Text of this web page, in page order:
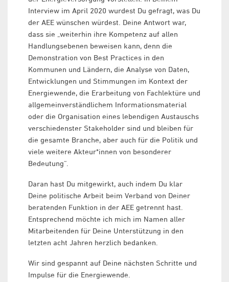
Interview im April 2020 wurdest Du gefragt, was Du
der AEE wünschen würdest. Deine Antwort war,
dass sie „weiterhin ihre Kompetenz auf allen
Handlungsebenen beweisen kann, denn die
Demonstration von Best Practices in den
Kommunen und Ländern, die Analyse von Daten,
Entwicklungen und Stimmungen im Kontext der
Energiewende, die Erarbeitung von Fachlektüre und
allgemeinverständlichem Informationsmaterial
oder die Organisation eines lebendigen Austauschs
verschiedenster Stakeholder sind und bleiben für
die gesamte Branche, aber auch für die Politik und
viele weitere Akteur*innen von besonderer
Bedeutung“.
Daran hast Du mitgewirkt, auch indem Du klar
Deine politische Arbeit beim Verband von Deiner
beratenden Funktion in der AEE getrennt hast.
Entsprechend möchte ich mich im Namen aller
Mitarbeitenden für Deine Unterstützung in den
letzten acht Jahren herzlich bedanken.
Wir sind gespannt auf Deine nächsten Schritte und
Impulse für die Energiewende.